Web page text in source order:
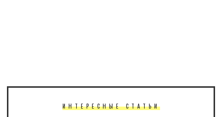
ИНТЕРЕСНЫЕ СТАТЬИ